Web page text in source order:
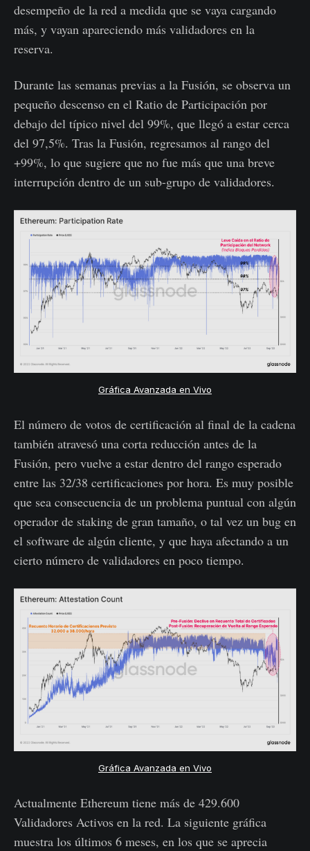
desempeño de la red a medida que se vaya cargando
más, y vayan apareciendo más validadores en la
reserva.
Durante las semanas previas a la Fusión, se observa un
pequeño descenso en el Ratio de Participación por
debajo del típico nivel del 99%, que llegó a estar cerca
del 97,5%. Tras la Fusión, regresamos al rango del
+99%, lo que sugiere que no fue más que una breve
interrupción dentro de un sub-grupo de validadores.
Gráfica Avanzada en Vivo
El número de votos de certificación al final de la cadena
también atravesó una corta reducción antes de la
Fusión, pero vuelve a estar dentro del rango esperado
entre las 32/38 certificaciones por hora. Es muy posible
que sea consecuencia de un problema puntual con algún
operador de staking de gran tamaño, o tal vez un bug en
el software de algún cliente, y que haya afectando a un
cierto número de validadores en poco tiempo.
Gráfica Avanzada en Vivo
Actualmente Ethereum tiene más de 429.600
Validadores Activos en la red. La siguiente gráfica
muestra los últimos 6 meses, en los que se aprecia